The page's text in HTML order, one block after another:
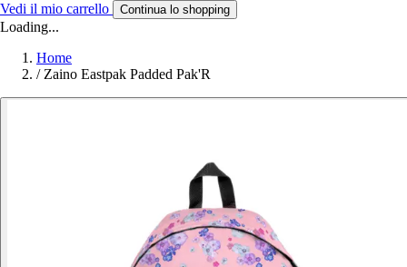
Vedi il mio carrello Continua lo shopping
Loading...
Home
/ Zaino Eastpak Padded Pak'R